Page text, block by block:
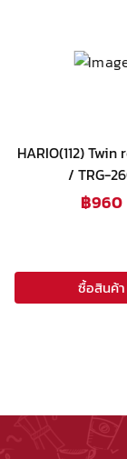
HARIO(112)
/ TRG-
฿960
ซื้อสินค้า